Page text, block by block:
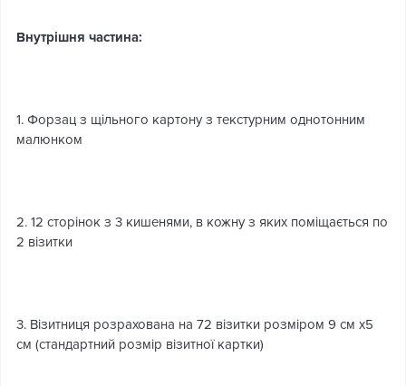
Внутрішня частина:
1. Форзац з щільного картону з текстурним однотонним
малюнком
2. 12 сторінок з 3 кишенями, в кожну з яких поміщається по
2 візитки
3. Візитниця розрахована на 72 візитки розміром 9 см х5
см (стандартний розмір візитної картки)